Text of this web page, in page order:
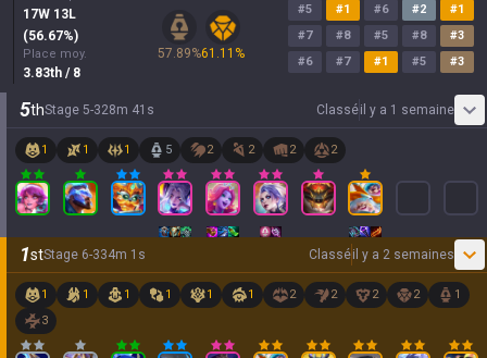
17W 13L
(56.67%)
Place moy.
3.83th / 8
57.89%61.11 %
#5 #1 #6 #2 #1
#7 #8 #5 #8 #3
#6 #7 #1 #5 #3
5thStage 5-328m 41 s Classéil y a 1 semaine
1 1 1 5 2 2 2 2
1stStage 6-334m 1 s Classéil y a 2 semaines
1 1 1 1 1 1 2 2 2 2
1
3